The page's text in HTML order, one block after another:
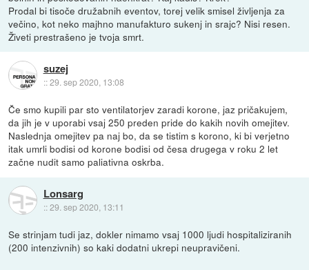
Prodal bi tisoče družabnih eventov, torej velik smisel življenja za
večino, kot neko majhno manufakturo sukenj in srajc? Nisi resen.
Živeti prestrašeno je tvoja smrt.
suzej
::29. sep 2020, 13:08
Če smo kupili par sto ventilatorjev zaradi korone, jaz pričakujem,
da jih je v uporabi vsaj 250 preden pride do kakih novih omejitev.
Naslednja omejitev pa naj bo, da se tistim s korono, ki bi verjetno
itak umrli bodisi od korone bodisi od česa drugega v roku 2 let
začne nudit samo paliativna oskrba.
Lonsarg
::29. sep 2020, 13:11
Se strinjam tudi jaz, dokler nimamo vsaj 1000 ljudi hospitaliziranih
(200 intenzivnih) so kaki dodatni ukrepi neupravičeni.